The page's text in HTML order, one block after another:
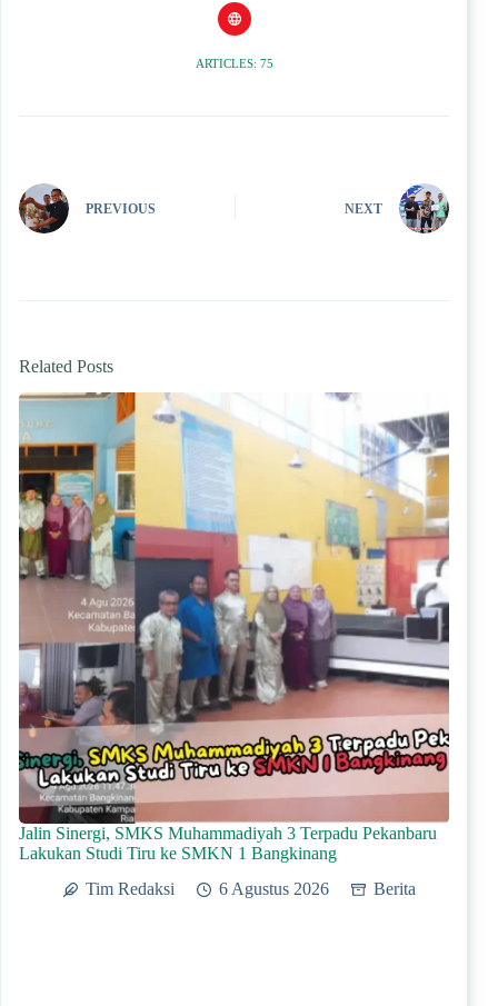
ARTICLES: 75
PREVIOUS NEXT
Related Posts
Jalin Sinergi, SMKS Muhammadiyah 3 Terpadu Pekanbaru
Lakukan Studi Tiru ke SMKN 1 Bangkinang
Tim Redaksi
6 Agustus 2026 Berita